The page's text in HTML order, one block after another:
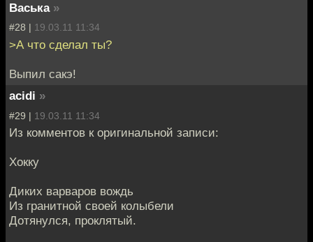
Васька »
#28 | 19.03.11 11:34
>А что сделал ты?
Выпил сакэ!
acidi »
#29 | 19.03.11 11:34
Из комментов к оригинальной записи:
Хокку
Диких варваров вождь
Из гранитной своей колыбели
Дотянулся, проклятый.